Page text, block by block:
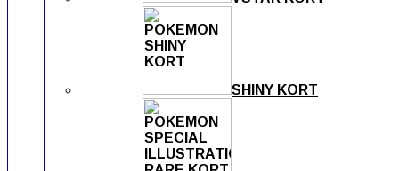
SHINY KORT